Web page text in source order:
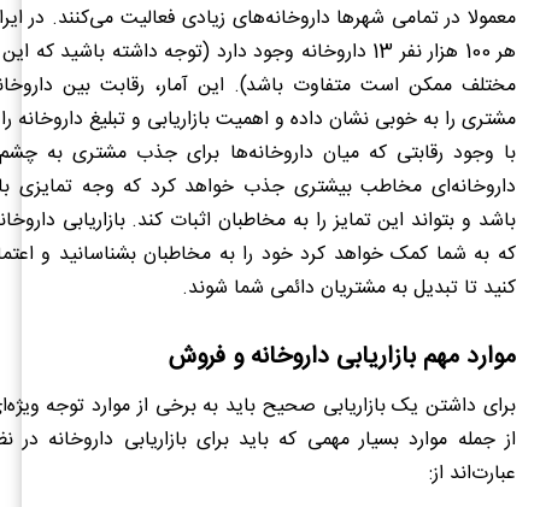
معمولا در تمامی شهرها داروخانه‌های زیادی فعالیت می‌کنند. در
هر 100 هزار نفر 13 داروخانه وجود دارد (توجه داشته باشید
مختلف ممکن است متفاوت باشد). این آمار، رقابت بین
مشتری را به خوبی نشان داده و اهمیت بازاریابی و تبلیغ داروخانه
با وجود رقابتی که میان داروخانه‌ها برای جذب مشتری به
داروخانه‌ای مخاطب بیشتری جذب خواهد کرد که وجه تمایزی
باشد و بتواند این تمایز را به مخاطبان اثبات کند. بازاریابی
که به شما کمک خواهد کرد خود را به مخاطبان بشناسانید و
کنید تا تبدیل به مشتریان دائمی شما شوند.
موارد مهم بازاریابی داروخانه و فروش
برای داشتن یک بازاریابی صحیح باید به برخی از موارد توجه
از جمله موارد بسیار مهمی که باید برای بازاریابی داروخانه در
عبارت‌اند از: